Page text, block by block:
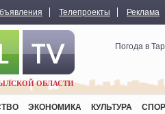
Телепроекты Реклама
ОБЛАСТИ
Погода в
ЭКОНОМИКА КУЛЬТУРА